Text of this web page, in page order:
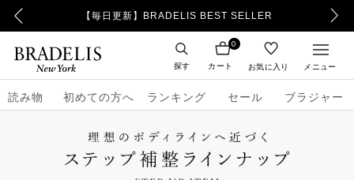
【500ポイント】LINE ID連携でプレゼント！
読み物 初めての方へ ランキング セール ブラジャー
カート
0
お気に入り
探す メニュー